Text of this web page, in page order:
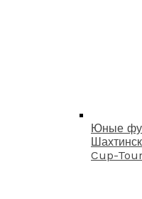
Юные
Cup-